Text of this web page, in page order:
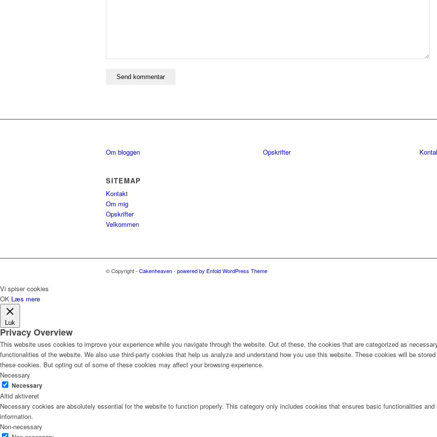
Om bloggen
SITEMAP
Kontakt
Om mig
Opskrifter
Velkommen
Opskrifter
© Copyright - Cakenheaven- powered by Enfold WordPress Theme
Vi spiser cookies
OK Læs mere
Luk
Privacy Overview
This website uses cookies to improve your experience while you navigate through the website. Out of these, the cookies that are categorized as
functionalities of the website. We also use third-party cookies that help us analyze and understand how you use this website. These cookies will be
these cookies. But opting out of some of these cookies may affect your browsing experience.
Necessary
Necessary
Altid aktiveret
Necessary cookies are absolutely essential for the website to function properly. This category only includes cookies that ensures basic functionalities
information.
Non-necessary